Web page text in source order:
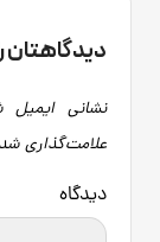
دیدگاهتان
نشانی
علامت‌گذاری